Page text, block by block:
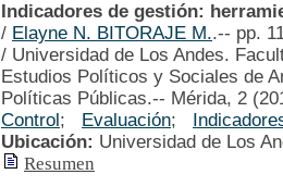
Indicadores de gestión:
/ Elayne N. BITORAJE M..-- pp.
/ Universidad de Los Andes.
Estudios Políticos y Sociales de
Políticas Públicas.-- Mérida, 2
Control; Evaluación;
Ubicación: Universidad de Los
Resumen